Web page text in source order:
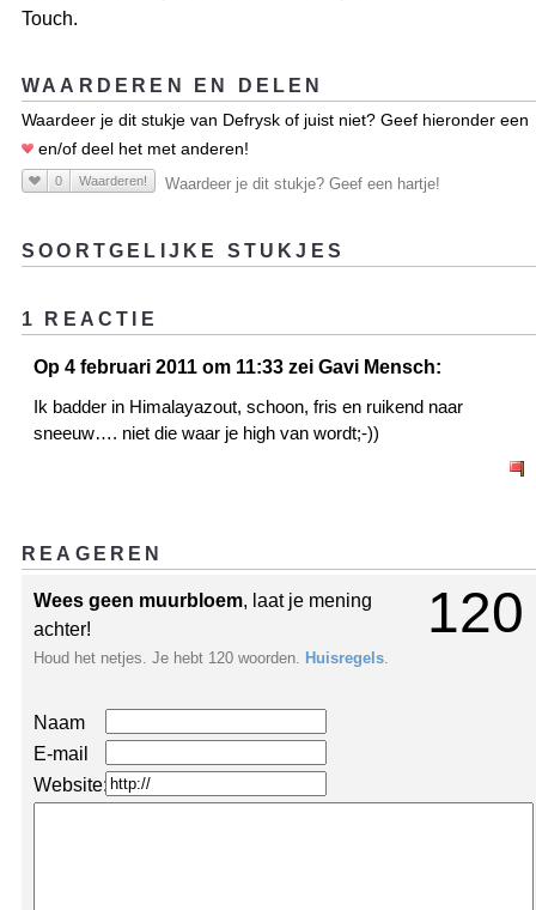
Touch.
WAARDEREN EN DELEN
Waardeer je dit stukje van Defrysk of juist niet? Geef hieronder een
en/of deel het met anderen!
0 Waarderen! Waardeer je dit stukje? Geef een hartje!
SOORTGELIJKE STUKJES
1 REACTIE
Op 4 februari 2011 om 11:33 zei Gavi Mensch:
Ik badder in Himalayazout, schoon, fris en ruikend naar
sneeuw…. niet die waar je high van wordt;-))
REAGEREN
120
Wees geen muurbloem, laat je mening
achter!
Houd het netjes. Je hebt 120 woorden. Huisregels
Naam
E-mail
Website: